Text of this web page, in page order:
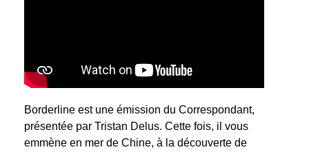
Borderline est une émission du Correspondant,
présentée par Tristan Delus. Cette fois, il vous
emmène en mer de Chine, à la découverte de